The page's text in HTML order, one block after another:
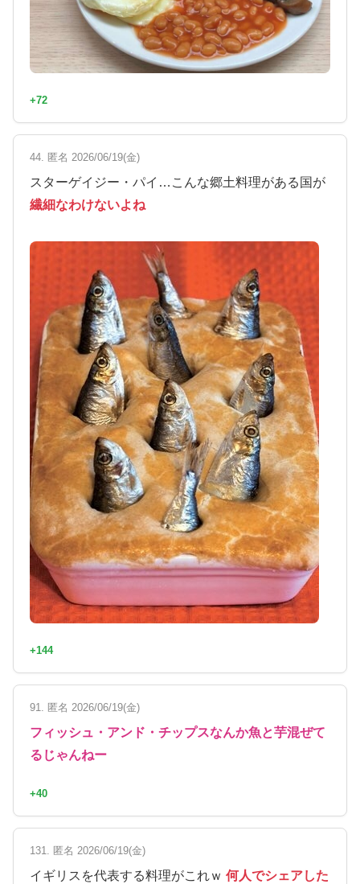
+72
44. 匿名 2026/06/19(金)
スターゲイジー・パイ…こんな郷土料理がある国が
繊細なわけないよね
+144
91. 匿名 2026/06/19(金)
フィッシュ・アンド・チップスなんか魚と芋混ぜて
るじゃんねー
+40
131. 匿名 2026/06/19(金)
イギリスを代表する料理がこれｗ 何人でシェアした